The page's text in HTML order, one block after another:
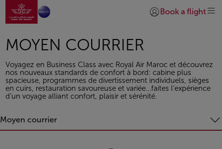
Saut au contenu principal
Aller à la page accueil
Se connecter |
Book a flight
MOYEN COURRIER
Voyagez en Business Class avec Royal Air Maroc et découvrez
nos nouveaux standards de confort à bord: cabine plus
spacieuse, programmes de divertissement individuels, sièges
en cuirs, restauration savoureuse et variée…faites l’expérience
d’un voyage alliant confort, plaisir et sérénité.
Moyen courrier